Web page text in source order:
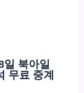
일 북아일
무료 중계